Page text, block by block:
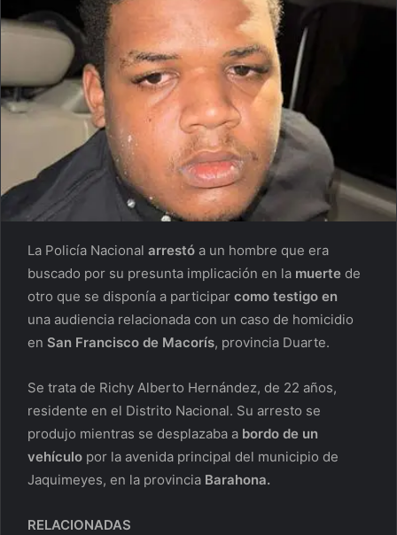
La Policía Nacional arrestó a un hombre que era
buscado por su presunta implicación en la muerte de
otro que se disponía a participar como testigo en
una audiencia relacionada con un caso de homicidio
en San Francisco de Macorís, provincia Duarte.
Se trata de Richy Alberto Hernández, de 22 años,
residente en el Distrito Nacional. Su arresto se
produjo mientras se desplazaba a bordo de un
vehículo por la avenida principal del municipio de
Jaquimeyes, en la provincia Barahona.
RELACIONADAS